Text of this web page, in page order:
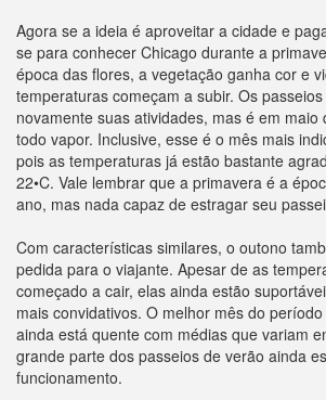
Agora se a ideia é aproveitar a cidade e
se para conhecer Chicago durante a
época das flores, a vegetação ganha cor e
temperaturas começam a subir. Os
novamente suas atividades, mas é em maio
todo vapor. Inclusive, esse é o mês mais
pois as temperaturas já estão bastante
22•C. Vale lembrar que a primavera é a
ano, mas nada capaz de estragar seu
Com características similares, o outono
pedida para o viajante. Apesar de as
começado a cair, elas ainda estão
mais convidativos. O melhor mês do
ainda está quente com médias que variam
grande parte dos passeios de verão ainda
funcionamento.